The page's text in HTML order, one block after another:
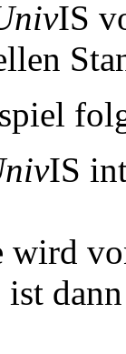
IS
IS
wird